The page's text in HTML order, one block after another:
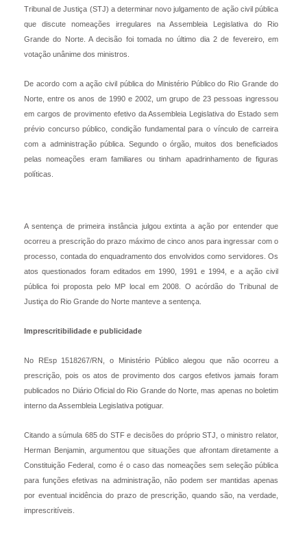
Tribunal de Justiça (STJ) a determinar novo julgamento de ação civil pública
que discute nomeações irregulares na Assembleia Legislativa do Rio
Grande do Norte. A decisão foi tomada no último dia 2 de fevereiro, em
votação unânime dos ministros.
De acordo com a ação civil pública do Ministério Público do Rio Grande do
Norte, entre os anos de 1990 e 2002, um grupo de 23 pessoas ingressou
em cargos de provimento efetivo da Assembleia Legislativa do Estado sem
prévio concurso público, condição fundamental para o vínculo de carreira
com a administração pública. Segundo o órgão, muitos dos beneficiados
pelas nomeações eram familiares ou tinham apadrinhamento de figuras
políticas.
A sentença de primeira instância julgou extinta a ação por entender que
ocorreu a prescrição do prazo máximo de cinco anos para ingressar com o
processo, contada do enquadramento dos envolvidos como servidores. Os
atos questionados foram editados em 1990, 1991 e 1994, e a ação civil
pública foi proposta pelo MP local em 2008. O acórdão do Tribunal de
Justiça do Rio Grande do Norte manteve a sentença.
Imprescritibilidade e publicidade
No REsp 1518267/RN, o Ministério Público alegou que não ocorreu a
prescrição, pois os atos de provimento dos cargos efetivos jamais foram
publicados no Diário Oficial do Rio Grande do Norte, mas apenas no boletim
interno da Assembleia Legislativa potiguar.
Citando a súmula 685 do STF e decisões do próprio STJ, o ministro relator,
Herman Benjamin, argumentou que situações que afrontam diretamente a
Constituição Federal, como é o caso das nomeações sem seleção pública
para funções efetivas na administração, não podem ser mantidas apenas
por eventual incidência do prazo de prescrição, quando são, na verdade,
imprescritíveis.